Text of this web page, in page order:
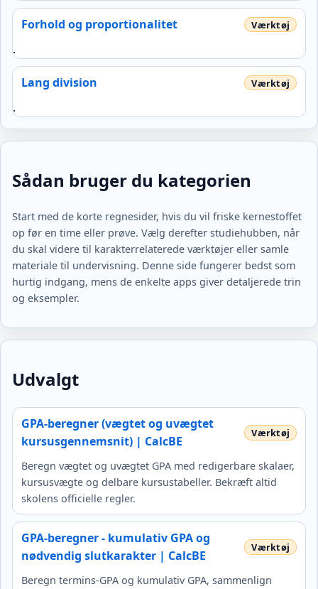
Forhold og proportionalitet
.
Lang division
.
Sådan bruger du kategorien
Start med de korte regnesider, hvis du vil friske kernestoffet
op før en time eller prøve. Vælg derefter studiehubben, når
du skal videre til karakterrelaterede værktøjer eller samle
materiale til undervisning. Denne side fungerer bedst som
hurtig indgang, mens de enkelte apps giver detaljerede trin
og eksempler.
Udvalgt
GPA-beregner (vægtet og uvægtet
kursusgennemsnit) | CalcBE
Beregn vægtet og uvægtet GPA med redigerbare skalaer,
kursusvægte og delbare kursustabeller. Bekræft altid
skolens officielle regler.
GPA-beregner - kumulativ GPA og
nødvendig slutkarakter | CalcBE
Beregn termins-GPA og kumulativ GPA, sammenlign